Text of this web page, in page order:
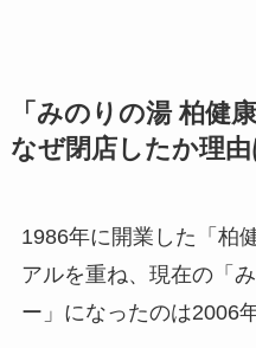
「みのりの湯 柏健
なぜ閉店したか理由
1986年に開業した「柏
アルを重ね、現在の「
ー」になったのは2006